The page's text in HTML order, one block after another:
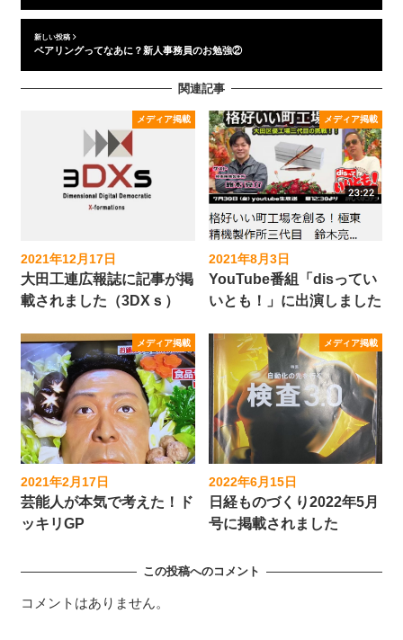
新しい投稿
ベアリングってなあに？新人事務員のお勉強②
関連記事
メディア掲載
大田工連広報誌に記事が掲
載されました（3DXｓ）
投稿日
2021年12月17日
メディア掲載
YouTube番組「disってい
いとも！」に出演しました
投稿日
2021年8月3日
メディア掲載
芸能人が本気で考えた！ド
ッキリGP
投稿日
2021年2月17日
メディア掲載
日経ものづくり2022年5月
号に掲載されました
投稿日
2022年6月15日
この投稿へのコメント
コメントはありません。